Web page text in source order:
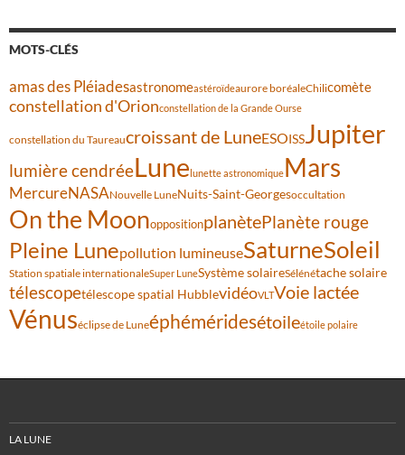
MOTS-CLÉS
amas des Pléiadesastronomeastéroïdeaurore boréaleChilicomète
constellation d'Orionconstellation de la Grande Ourse
constellation du Taureaucroissant de LuneESOISSJupiter
lumière cendréeLune lunette astronomiqueMars
MercureNASANouvelle LuneNuits-Saint-Georgesoccultation
On the MoonoppositionplanètePlanète rouge
Pleine Lunepollution lumineuseSaturneSoleil
Station spatiale internationaleSuper LuneSystème solaireSélénétache solaire
télescopetélescope spatial HubblevidéoVLTVoie lactée
Vénuséclipse de Luneéphéméridesétoileétoile polaire
LA LUNE